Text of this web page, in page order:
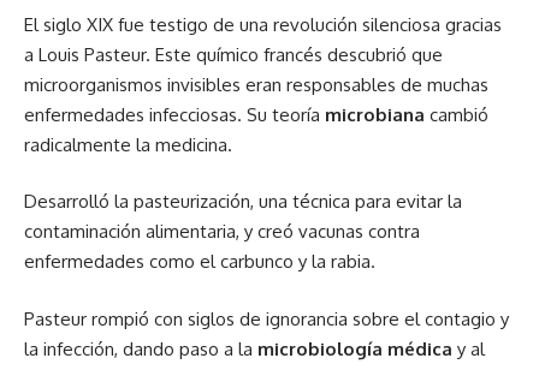
El siglo XIX fue testigo de una revolución silenciosa gracias
a Louis Pasteur. Este químico francés descubrió que
microorganismos invisibles eran responsables de muchas
enfermedades infecciosas. Su teoría microbiana cambió
radicalmente la medicina.
Desarrolló la pasteurización, una técnica para evitar la
contaminación alimentaria, y creó vacunas contra
enfermedades como el carbunco y la rabia.
Pasteur rompió con siglos de ignorancia sobre el contagio y
la infección, dando paso a la microbiología médica y al